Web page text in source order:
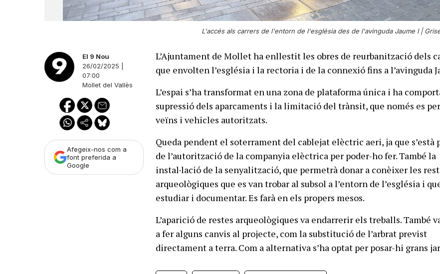
L'accés als carrers de l'entorn de l'església des de l'avinguda Jaume I |
El 9 Nou
26/02/2025 |
07:00
Mollet del Vallès
Afegeix-nos com a
font preferida a
Google
L’Ajuntament de Mollet ha enllestit les obres de reurbanització dels
que envolten l’església i la rectoria i de la connexió fins a l’avinguda
L’espai s’ha transformat en una zona de plataforma única i ha
supressió dels aparcaments i la limitació del trànsit, que només es
veïns i vehicles autoritzats.
Queda pendent el soterrament del cablejat elèctric aeri, ja que s’està
de l’autorització de la companyia elèctrica per poder-ho fer. També la
instal·lació de la senyalització, que permetrà donar a conèixer les
arqueològiques que es van trobar al subsol a l’entorn de l’església i
estudiar i documentar. Es farà en els propers mesos.
L’aparició de restes arqueològiques va endarrerir els treballs. També
a fer alguns canvis al projecte, com la substitució de l’arbrat previst
directament a terra. Com a alternativa s’ha optat per posar-hi grans